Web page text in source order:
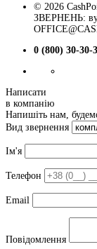
© 2026
ЗВЕРНЕНЬ:
0 (800) 30-30-
Написати
в компанію
Напишіть нам,
Вид звернення
Ім'я
Телефон
Email
Повідомлення